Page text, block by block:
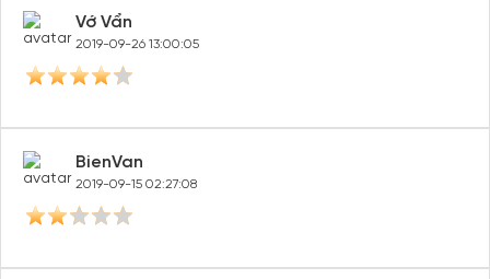
Vớ Vẩn
2019-09-26 13:00:05
BienVan
2019-09-15 02:27:08